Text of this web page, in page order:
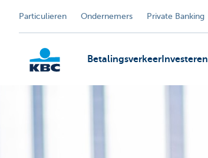
Particulieren Ondernemers Private Banking
Betalingsverkeer Investeren